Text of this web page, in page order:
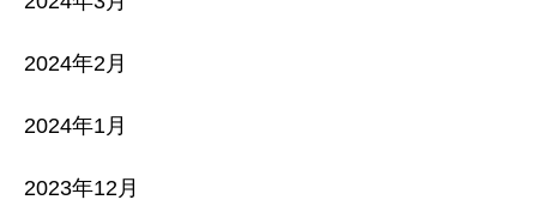
2024年2月
2024年1月
2023年12月